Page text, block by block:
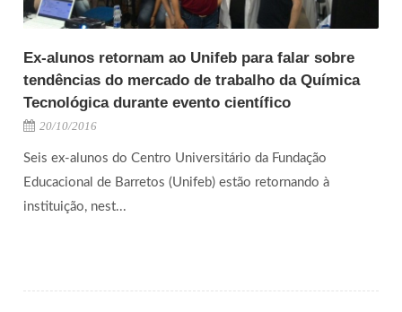
Ex-alunos retornam ao Unifeb para falar sobre
tendências do mercado de trabalho da Química
Tecnológica durante evento científico
20/10/2016
Seis ex-alunos do Centro Universitário da Fundação
Educacional de Barretos (Unifeb) estão retornando à
instituição, nest...